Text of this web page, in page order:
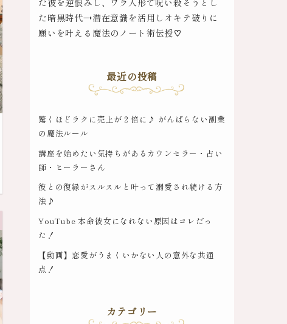
た暗黒時代→潜在意識を活用しオキテ破りに
願いを叶える魔法のノート術伝授♡
最近の投稿
驚くほどラクに売上が２倍に♪ がんばらない副業
の魔法ルール
講座を始めたい気持ちがあるカウンセラー・占い
師・ヒーラーさん
彼との復縁がスルスルと叶って溺愛され続ける方
法♪
YouTube 本命彼女になれない原因はコレだっ
た！
【動画】恋愛がうまくいかない人の意外な共通
点！
カテゴリー